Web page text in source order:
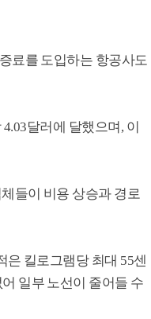
료를 도입하는 항공사도
달러에 달했으며, 이
들이 비용 상승과 경로
은 킬로그램당 최대 55센
일부 노선이 줄어들 수